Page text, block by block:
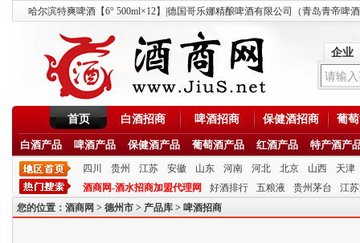
哈尔滨特爽啤酒【6° 500ml×12】|德国哥乐娜精酿啤酒有限公司（青岛青帝啤
企业
首页 白酒招商 啤酒招商 保健酒招商 葡
白酒产品 啤酒产品 保健酒产品 葡萄酒产品 红酒产品 特产酒产
四川 贵州 江苏 安徽 山东 河南 河北 北京 山西
天津
酒商网-酒水招商加盟代理网
好酒排行 五粮液 贵州茅台
江
您的位置： 酒商网 > 德州市 > 产品库 > 啤酒招商